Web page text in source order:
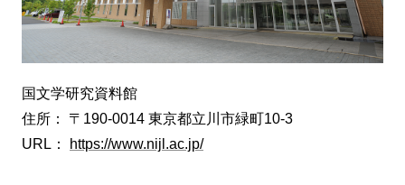
国文学研究資料館
住所： 〒190-0014 東京都立川市緑町10-3
URL：
https://www.nijl.ac.jp/